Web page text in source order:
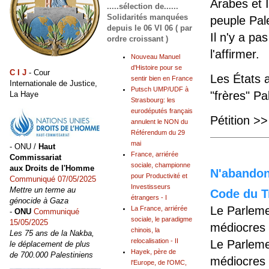
Arabes et
peuple
Il n'y a
l'affirmer.
Les États
"frères"
Pétition
Code du
Le
Le
.....sélection de......
Solidarités manquées
depuis le 06 VI 06 ( par
ordre croissant )
Nouveau Manuel
d'Histoire pour se
sentir bien en France
Putsch UMP/UDF à
Strasbourg: les
eurodéputés français
annulent le NON du
Référendum du 29
mai
France, arriérée
sociale, championne
pour Productivité et
Investisseurs
étrangers - I
La France, arriérée
sociale, le paradigme
chinois, la
relocalisation - II
Hayek, père de
l'Europe, de l'OMC,
C I J - Cour
Internationale de Justice,
La Haye
- ONU / Haut
Commissariat
aux Droits de l'Homme
Communiqué 07/05/2025
Mettre un terme au
génocide à Gaza
- ONU Communiqué
15/05/2025
Les 75 ans de la Nakba,
le déplacement de plus
de 700.000 Palestiniens